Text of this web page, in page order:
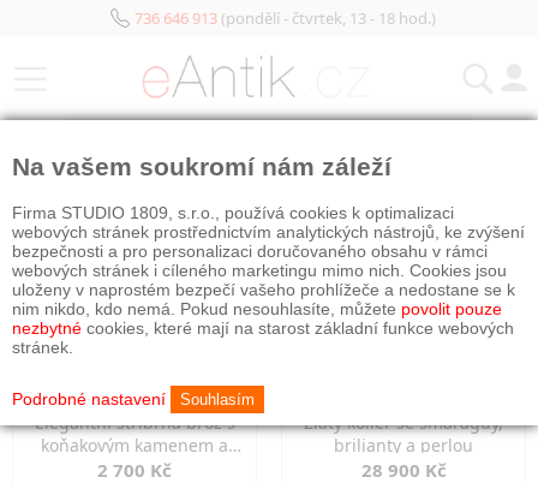
736 646 913(pondělí - čtvrtek, 13 - 18 hod.)
Elegantní stříbrná brož s
koňakovým kamenem a
markazity
2 700 Kč
Zlatý kolier se smaragdy,
brilianty a perlou
28 900 Kč
Na vašem soukromí nám záleží
Firma STUDIO 1809, s.r.o., používá cookies k optimalizaci
webových stránek prostřednictvím analytických nástrojů, ke zvýšení
bezpečnosti a pro personalizaci doručovaného obsahu v rámci
webových stránek i cíleného marketingu mimo nich. Cookies jsou
uloženy v naprostém bezpečí vašeho prohlížeče a nedostane se k
nim nikdo, kdo nemá. Pokud nesouhlasíte, můžete povolit pouze
nezbytné cookies, které mají na starost základní funkce webových
stránek.
Podrobné nastavení Souhlasím